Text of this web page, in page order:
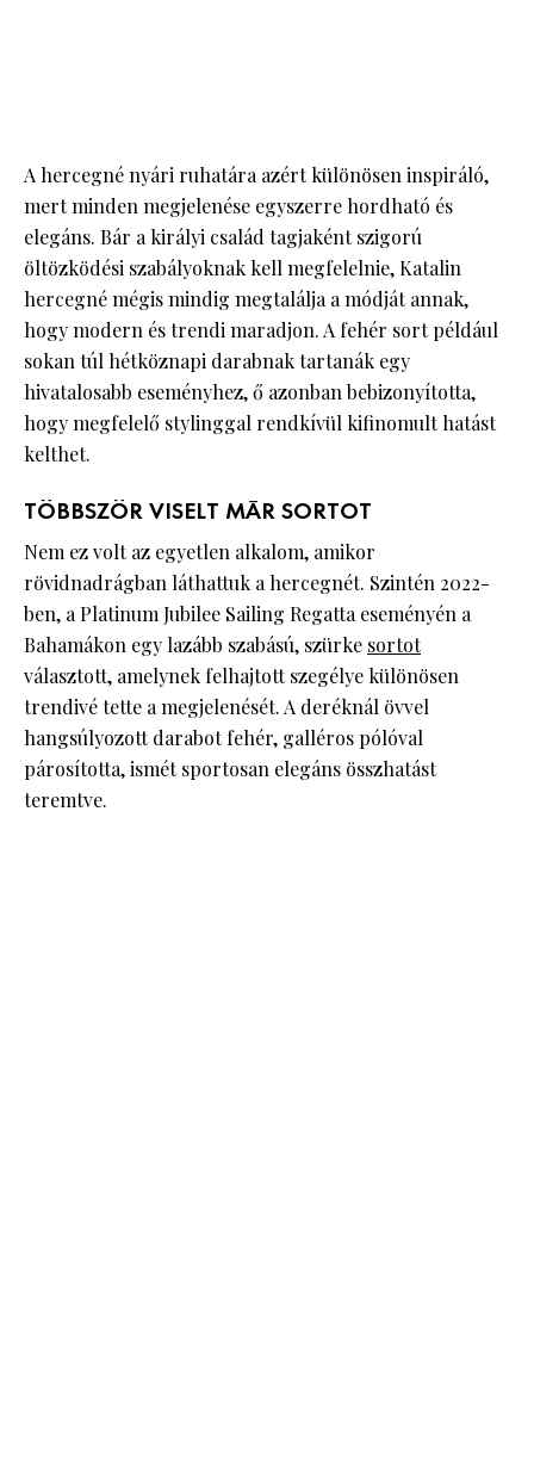
A hercegné nyári ruhatára azért különösen inspiráló,
mert minden megjelenése egyszerre hordható és
elegáns. Bár a királyi család tagjaként szigorú
öltözködési szabályoknak kell megfelelnie, Katalin
hercegné mégis mindig megtalálja a módját annak,
hogy modern és trendi maradjon. A fehér sort például
sokan túl hétköznapi darabnak tartanák egy
hivatalosabb eseményhez, ő azonban bebizonyította,
hogy megfelelő stylinggal rendkívül kifinomult hatást
kelthet.
TÖBBSZÖR VISELT MÁR SORTOT
Nem ez volt az egyetlen alkalom, amikor
rövidnadrágban láthattuk a hercegnét. Szintén 2022-
ben, a Platinum Jubilee Sailing Regatta eseményén a
Bahamákon egy lazább szabású, szürke sortot
választott, amelynek felhajtott szegélye különösen
trendivé tette a megjelenését. A deréknál övvel
hangsúlyozott darabot fehér, galléros pólóval
párosította, ismét sportosan elegáns összhatást
teremtve.